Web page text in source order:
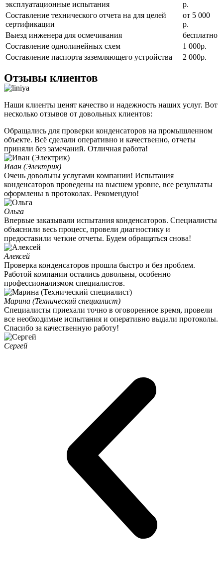
эксплуатационные испытания
р.
Составление технического отчета на для целей
сертификации
от 5 000
р.
Выезд инженера для осмечивания
бесплатно
Составление однолинейных схем
1 000р.
Составление паспорта заземляющего устройства
2 000р.
Отзывы клиентов
Наши клиенты ценят качество и надежность наших услуг. Вот
несколько отзывов от довольных клиентов:
Обращались для проверки конденсаторов на промышленном
объекте. Всё сделали оперативно и качественно, отчеты
приняли без замечаний. Отличная работа!
Иван (Электрик)
Очень довольны услугами компании! Испытания
конденсаторов проведены на высшем уровне, все результаты
оформлены в протоколах. Рекомендую!
Ольга
Впервые заказывали испытания конденсаторов. Специалисты
объяснили весь процесс, провели диагностику и
предоставили четкие отчеты. Будем обращаться снова!
Алексей
Проверка конденсаторов прошла быстро и без проблем.
Работой компании остались довольны, особенно
профессионализмом специалистов.
Марина (Технический специалист)
Специалисты приехали точно в оговоренное время, провели
все необходимые испытания и оперативно выдали протоколы.
Спасибо за качественную работу!
Сергей